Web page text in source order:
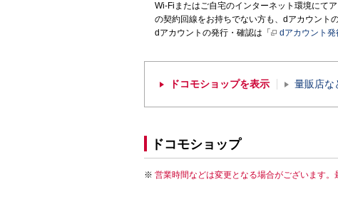
Wi-Fiまたはご自宅のインターネット環境にて
の契約回線をお持ちでない方も、dアカウント
dアカウントの発行・確認は「
dアカウント発
ドコモショップを表示 量販店な
ドコモショップ
営業時間などは変更となる場合がございます。